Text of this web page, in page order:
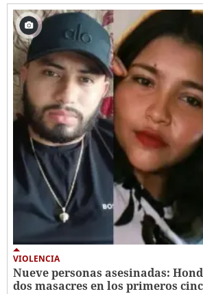
VIOLENCIA
Nueve personas asesinadas:
dos masacres en los primeros